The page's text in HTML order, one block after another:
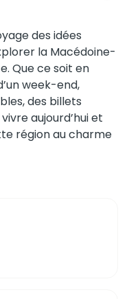
des idées
la Macédoine-
Que ce soit en
week-end,
des billets
aujourd’hui et
région au charme